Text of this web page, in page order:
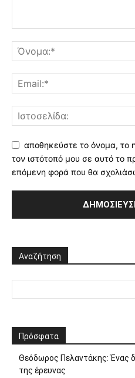
αποθηκεύστε το όνομα, το
τον ιστότοπό μου σε αυτό το
επόμενη φορά που θα
Αναζήτηση
Πρόσφατα
Θεόδωρος Πελαντάκης: Ένας
της έρευνας